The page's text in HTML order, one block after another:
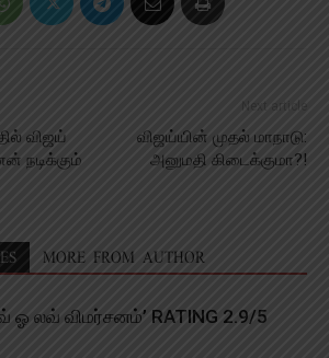
விஜய்
நடிக்கும்
Next article
விஜய்யின் முதல் மாநாடு:
அனுமதி கிடைக்குமா?!
MORE FROM AUTHOR
ஓ லவ் விமர்சனம்’ RATING 2.9/5